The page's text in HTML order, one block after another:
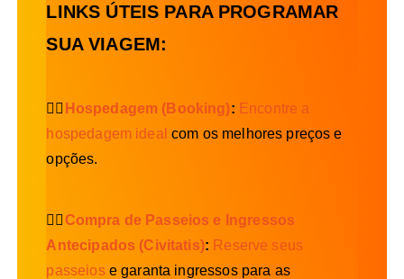
LINKS ÚTEIS PARA PROGRAMAR
SUA VIAGEM:
👉🏻 Hospedagem (Booking): Encontre a
hospedagem ideal com os melhores preços e
opções.
👉🏻Compra de Passeios e Ingressos
Antecipados (Civitatis): Reserve seus
passeiose garanta ingressos para as